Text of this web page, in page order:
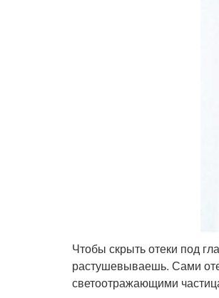
Чтобы скрыть отеки под
растушевываешь. Сами
светоотражающими